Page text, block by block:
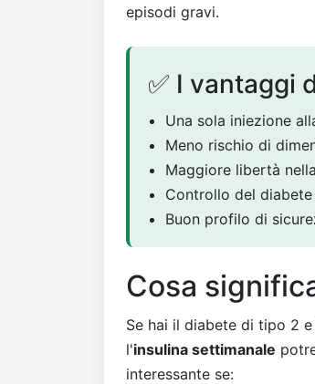
episodi gravi.
✅ I vantaggi
Una sola iniezione
Meno rischio di
Maggiore libertà
Controllo del
Buon profilo di
Cosa
Se hai il diabete di tipo 2
l'insulina settimanale
interessante se: